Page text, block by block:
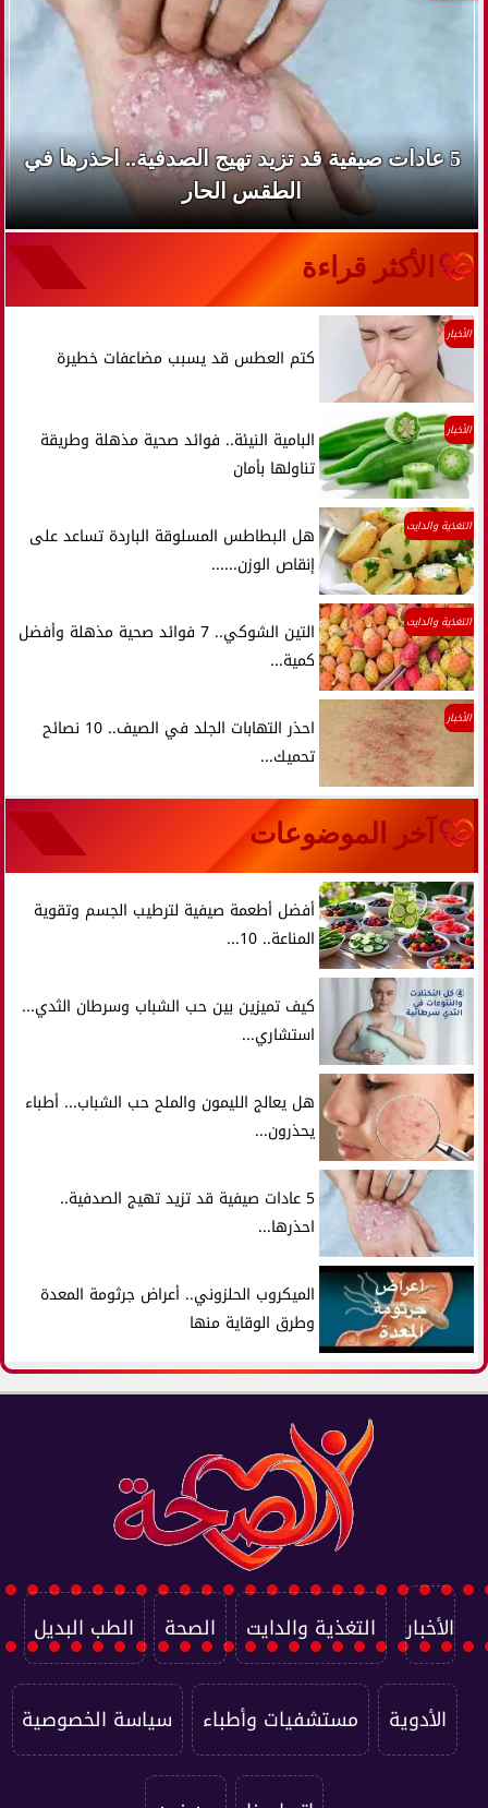
5 عادات صيفية قد تزيد تهيج الصدفية.. احذرها في
الطقس الحار
الأكثر قراءة
الأخبار
كتم العطس قد يسبب مضاعفات خطيرة
الأخبار
البامية النيئة.. فوائد صحية مذهلة وطريقة
تناولها بأمان
التغذية والدايت
هل البطاطس المسلوقة الباردة تساعد على
إنقاص الوزن......
التغذية والدايت
التين الشوكي.. 7 فوائد صحية مذهلة وأفضل
كمية...
الأخبار
احذر التهابات الجلد في الصيف.. 10 نصائح
تحميك...
آخر الموضوعات
أفضل أطعمة صيفية لترطيب الجسم وتقوية
المناعة.. 10...
كيف تميزين بين حب الشباب وسرطان الثدي...
استشاري...
هل يعالج الليمون والملح حب الشباب... أطباء
يحذرون...
5 عادات صيفية قد تزيد تهيج الصدفية..
احذرها...
الميكروب الحلزوني.. أعراض جرثومة المعدة
وطرق الوقاية منها
الأخبار التغذية والدايت الصحة الطب البديل
الأدوية مستشفيات وأطباء سياسة الخصوصية